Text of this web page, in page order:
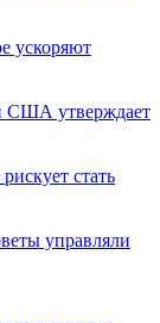
ускоряют
США утверждает
стать
управляли